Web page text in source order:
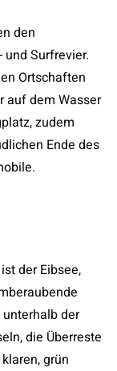
den
Surfrevier.
Ortschaften
auf dem Wasser
zudem
Ende des
der Eibsee,
der
die Überreste
grün